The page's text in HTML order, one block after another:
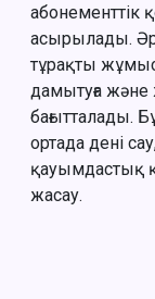
абонементтік
асырылады.
тұрақты
дамытуға
бағытталады.
ортада дені
қауымдастық
жасау.